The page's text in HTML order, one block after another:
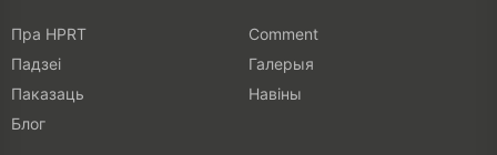
Пра HPRT
Comment
Падзеі
Галерыя
Паказаць
Навіны
Блог